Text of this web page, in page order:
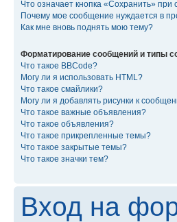
Что означает кнопка «Сохранить»
Почему мое сообщение нуждается в
Как мне вновь поднять мою тему?
Форматирование сообщений и типы
Что такое BBCode?
Могу ли я использовать HTML?
Что такое смайлики?
Могу ли я добавлять рисунки к
Что такое важные объявления?
Что такое объявления?
Что такое прикрепленные темы?
Что такое закрытые темы?
Что такое значки тем?
Вход на